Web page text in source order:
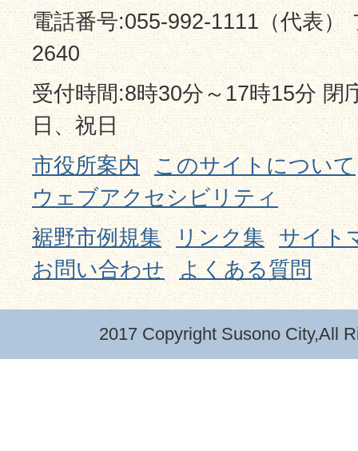
電話番号:055-992-1111（代表）
2640
受付時間:8時30分～17時15分 閉
日、祝日
市役所案内
このサイトについて
ウェブアクセシビリティ
裾野市例規集
リンク集
サイト
お問い合わせ
よくある質問
2017 Copyright Susono City,All